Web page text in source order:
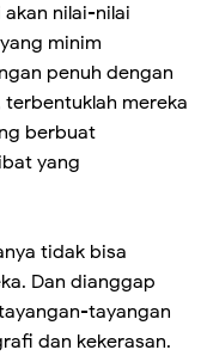
nilai-nilai
minim
penuh dengan
mereka
berbuat
yang
tidak bisa
Dan dianggap
tayangan
dan kekerasan.